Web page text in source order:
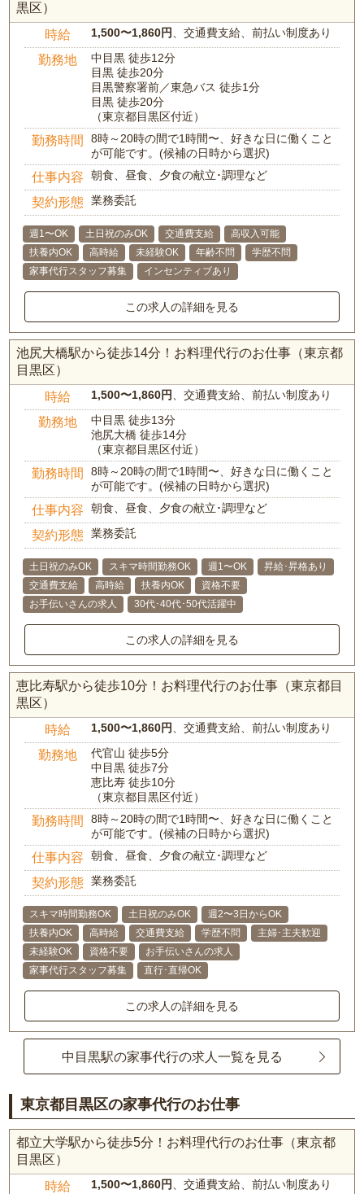
黒区）
時給 1,500〜1,860円、交通費支給、前払い制度あり
勤務地
中目黒 徒歩12分
目黒 徒歩20分
目黒警察署前／東急バス 徒歩1分
目黒 徒歩20分
（東京都目黒区付近）
勤務時間
8時～20時の間で1時間〜、好きな日に働くこと
が可能です。(候補の日時から選択)
仕事内容 朝食、昼食、夕食の献立･調理など
契約形態 業務委託
週1〜OK 土日祝のみOK 交通費支給
高収入可能
扶養内OK
高時給 未経験OK 年齢不問
学歴不問
家事代行スタッフ募集
インセンティブあり
この求人の詳細を見る
池尻大橋駅から徒歩14分！お料理代行のお仕事（東京都
目黒区）
時給 1,500〜1,860円、交通費支給、前払い制度あり
勤務地
中目黒 徒歩13分
池尻大橋 徒歩14分
（東京都目黒区付近）
勤務時間
8時～20時の間で1時間〜、好きな日に働くこと
が可能です。(候補の日時から選択)
仕事内容 朝食、昼食、夕食の献立･調理など
契約形態 業務委託
土日祝のみOK スキマ時間勤務OK 週1〜OK
昇給･昇格あり
交通費支給
高時給 扶養内OK
資格不要
お手伝いさんの求人
30代･40代･50代活躍中
この求人の詳細を見る
恵比寿駅から徒歩10分！お料理代行のお仕事（東京都目
黒区）
時給 1,500〜1,860円、交通費支給、前払い制度あり
勤務地
代官山 徒歩5分
中目黒 徒歩7分
恵比寿 徒歩10分
（東京都目黒区付近）
勤務時間
8時～20時の間で1時間〜、好きな日に働くこと
が可能です。(候補の日時から選択)
仕事内容 朝食、昼食、夕食の献立･調理など
契約形態 業務委託
スキマ時間勤務OK 土日祝のみOK
週2〜3日からOK
扶養内OK
高時給 交通費支給 学歴不問
主婦･主夫歓迎
未経験OK
資格不要
お手伝いさんの求人
家事代行スタッフ募集
直行･直帰OK
この求人の詳細を見る
中目黒駅の家事代行の求人一覧を見る
東京都目黒区の家事代行のお仕事
都立大学駅から徒歩5分！お料理代行のお仕事（東京都
目黒区）
時給 1,500〜1,860円 、交通費支給、前払い制度あり